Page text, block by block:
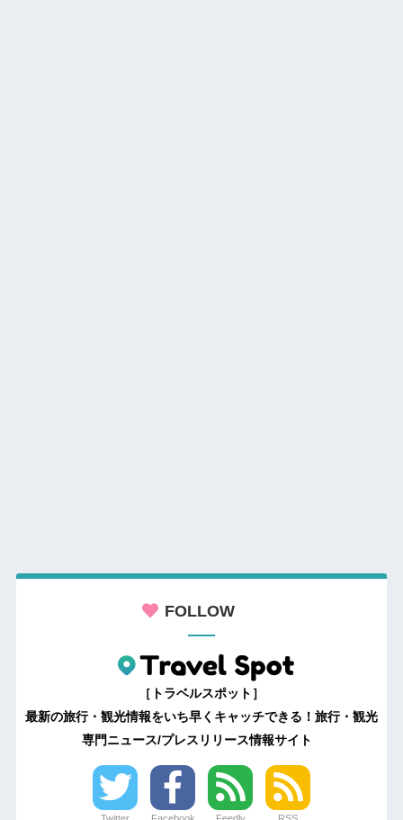
FOLLOW
［トラベルスポット］
最新の旅行・観光情報をいち早くキャッチできる！旅行・観光
専門ニュース/プレスリリース情報サイト